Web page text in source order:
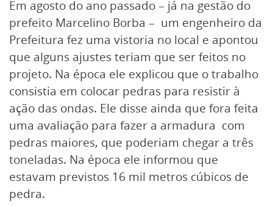
Em agosto do ano passado – já na gestão do
prefeito Marcelino Borba – um engenheiro da
Prefeitura fez uma vistoria no local e apontou
que alguns ajustes teriam que ser feitos no
projeto. Na época ele explicou que o trabalho
consistia em colocar pedras para resistir à
ação das ondas. Ele disse ainda que fora feita
uma avaliação para fazer a armadura com
pedras maiores, que poderiam chegar a três
toneladas. Na época ele informou que
estavam previstos 16 mil metros cúbicos de
pedra.